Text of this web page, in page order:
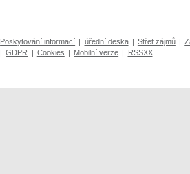
Poskytování informací | úřední deska | Střet zájmů |
| GDPR | Cookies | Mobilní verze | RSSXX